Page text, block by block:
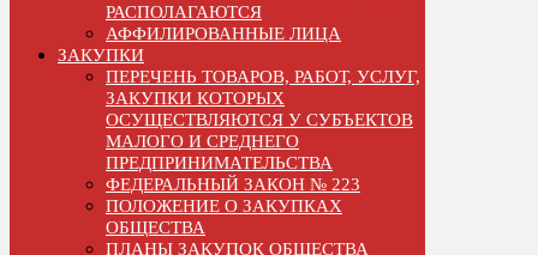
РАСПОЛАГАЮТСЯ
АФФИЛИРОВАННЫЕ ЛИЦА
ЗАКУПКИ
ПЕРЕЧЕНЬ ТОВАРОВ, РАБОТ, УСЛУГ,
ЗАКУПКИ КОТОРЫХ
ОСУЩЕСТВЛЯЮТСЯ У СУБЪЕКТОВ
МАЛОГО И СРЕДНЕГО
ПРЕДПРИНИМАТЕЛЬСТВА
ФЕДЕРАЛЬНЫЙ ЗАКОН № 223
ПОЛОЖЕНИЕ О ЗАКУПКАХ
ОБЩЕСТВА
ПЛАНЫ ЗАКУПОК ОБЩЕСТВА